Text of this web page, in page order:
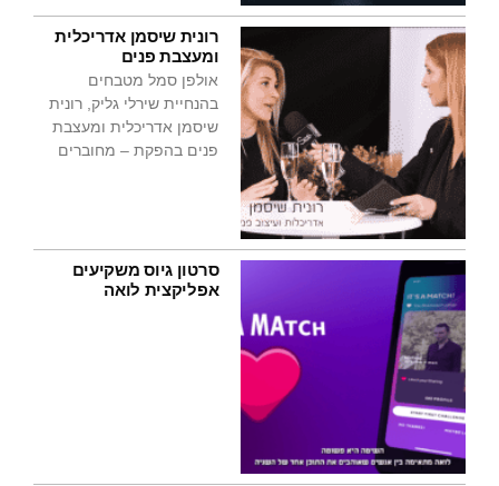
רונית שיסמן אדריכלית
ומעצבת פנים
אולפן סמל מטבחים
בהנחיית שירלי גליק, רונית
שיסמן אדריכלית ומעצבת
פנים בהפקת – מחוברים
סרטון גיוס משקיעים
אפליקצית לואה